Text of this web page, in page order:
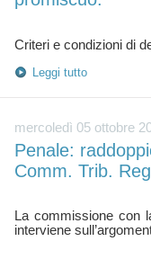
Leggi tutto
mercoledì 05 ottobre
Penale:
Comm. Trib.
La commissione con